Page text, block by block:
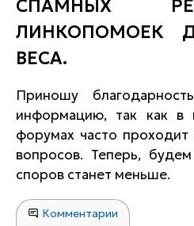
СПАМНЫХ
ЛИНКОПОМОЕК
ВЕСА.
Приношу
информацию, так как в
форумах часто
вопросов. Теперь,
споров станет меньше.
Комментарии